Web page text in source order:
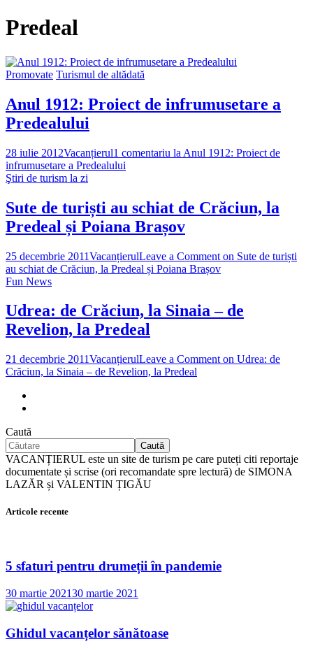
Predeal
Promovate Turismul de altădată
Anul 1912: Proiect de infrumusetare a
Predealului
28 iulie 2012Vacanțierul1 comentariu la Anul 1912: Proiect de
infrumusetare a Predealului
Ştiri de turism la zi
Sute de turiști au schiat de Crăciun, la
Predeal și Poiana Brașov
25 decembrie 2011VacanțierulLeave a Comment on Sute de turiști
au schiat de Crăciun, la Predeal și Poiana Brașov
Fun News
Udrea: de Crăciun, la Sinaia – de
Revelion, la Predeal
21 decembrie 2011VacanțierulLeave a Comment on Udrea: de
Crăciun, la Sinaia – de Revelion, la Predeal
Caută
Caută
VACANȚIERUL este un site de turism pe care puteți citi reportaje
documentate și scrise (ori recomandate spre lectură) de SIMONA
LAZĂR și VALENTIN ȚIGĂU
Articole recente
5 sfaturi pentru drumeții în pandemie
30 martie 202130 martie 2021
Ghidul vacanțelor sănătoase